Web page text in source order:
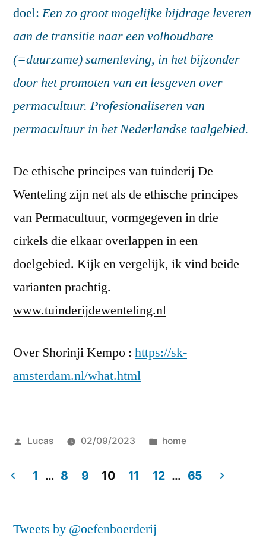
doel:Een zo groot mogelijke bijdrage leveren
aan de transitie naar een volhoudbare
(=duurzame) samenleving, in het bijzonder
door het promoten van en lesgeven over
permacultuur. Profesionaliseren van
permacultuur in het Nederlandse taalgebied.
De ethische principes van tuinderij De
Wenteling zijn net als de ethische principes
van Permacultuur, vormgegeven in drie
cirkels die elkaar overlappen in een
doelgebied. Kijk en vergelijk, ik vind beide
varianten prachtig.
www.tuinderijdewenteling.nl
Over Shorinji Kempo : https://sk-
amsterdam.nl/what.html
Posted
Lucas 02/09/2023
Posted
home
navigation
1 … 8 9 10 11 12 … 65
Tweets by @oefenboerderij